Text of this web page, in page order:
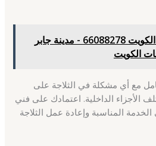
فني ثلاجات الكويت 66088278 - مدينة جابر
الكويت
مع أي مشكلة في الثلاجة على
الأجزاء الداخلية. اعتمادك على فني
المناسبة وإعادة عمل الثلاجة